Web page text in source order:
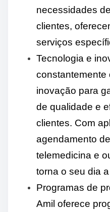
necessidades
clientes,
serviços
Tecnologia e
constantemente
inovação para
de qualidade e
clientes. Com
agendamento
telemedicina e
torna o seu dia
Programas de
Amil oferece